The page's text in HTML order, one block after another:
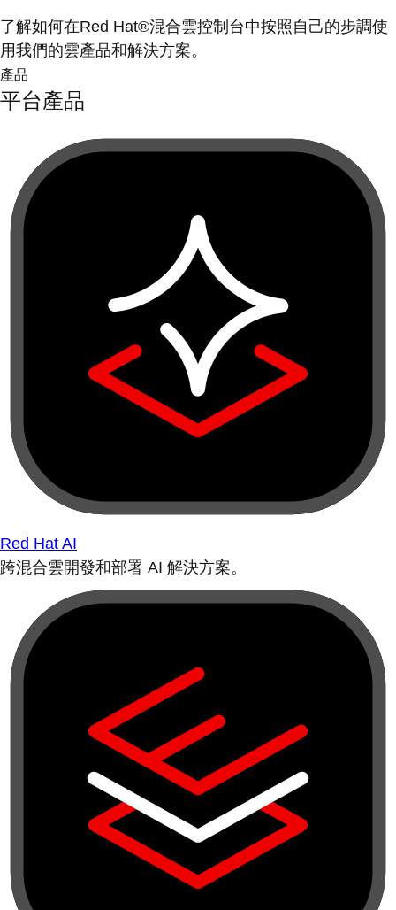
了解如何在Red Hat®混合雲控制台中按照自己的步調使
用我們的雲產品和解決方案。
產品
平台產品
Red Hat AI
跨混合雲開發和部署 AI 解決方案。